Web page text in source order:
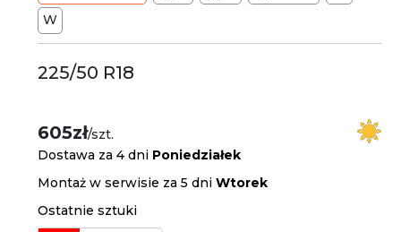
W
225/50 R18
605zł/szt.
Dostawa za 4 dni Poniedziałek
Montaż w serwisie za 5 dniWtorek
Ostatnie sztuki